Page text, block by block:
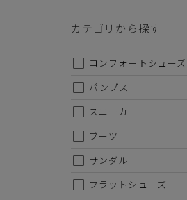
カテゴリから探す
コンフォートシューズ
パンプス
スニーカー
ブーツ
サンダル
フラットシューズ
24cm